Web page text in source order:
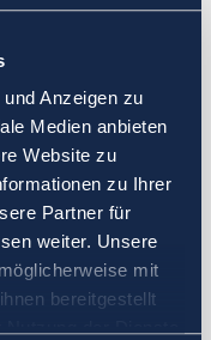
Anzeigen zu
Medien anbieten
Website zu
zu Ihrer
Partner für
weiter. Unsere
mit
bereitgestellt